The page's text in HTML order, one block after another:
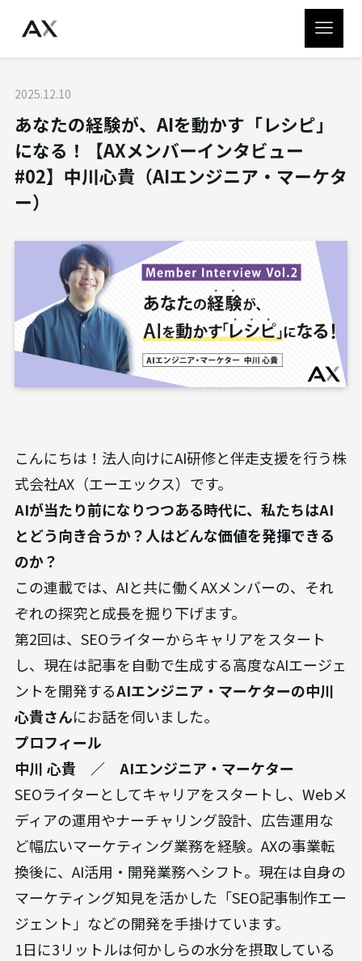
2025.12.10
あなたの経験が、AIを動かす「レシピ」
になる！【AXメンバーインタビュー
#02】中川心貴（AIエンジニア・マーケタ
ー）
こんにちは！法人向けにAI研修と伴走支援を行う株
式会社AX（エーエックス）です。
AIが当たり前になりつつある時代に、私たちはAI
とどう向き合うか？人はどんな価値を発揮できる
のか？
この連載では、AIと共に働くAXメンバーの、それ
ぞれの探究と成長を掘り下げます。
第2回は、SEOライターからキャリアをスタート
し、現在は記事を自動で生成する高度なAIエージェ
ントを開発するAIエンジニア・マーケターの中川
心貴さんにお話を伺いました。
プロフィール
中川 心貴 ／ AIエンジニア・マーケター
SEOライターとしてキャリアをスタートし、Webメ
ディアの運用やナーチャリング設計、広告運用な
ど幅広いマーケティング業務を経験。AXの事業転
換後に、AI活用・開発業務へシフト。現在は自身の
マーケティング知見を活かした「SEO記事制作エー
ジェント」などの開発を手掛けています。
1日に3リットルは何かしらの水分を摂取している